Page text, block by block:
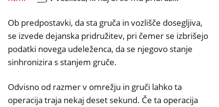
Ob predpostavki, da sta gruča in vozlišče dosegljiva,
se izvede dejanska pridružitev, pri čemer se izbrišejo
podatki novega udeleženca, da se njegovo stanje
sinhronizira s stanjem gruče.
Odvisno od razmer v omrežju in gruči lahko ta
operacija traja nekaj deset sekund. Če ta operacija